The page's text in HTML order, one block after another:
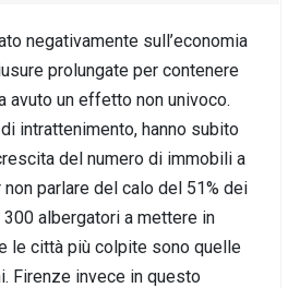
negativamente sull’economia
prolungate per contenere
avuto un effetto non univoco.
intrattenimento, hanno subito
del numero di immobili a
non parlare del calo del 51% dei
albergatori a mettere in
le città più colpite sono quelle
Firenze invece in questo